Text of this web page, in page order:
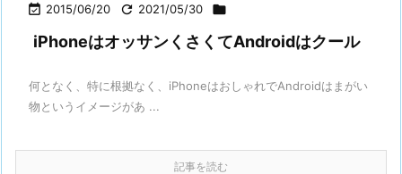
 2015/06/20  2021/05/30 
iPhoneはオッサンくさくてAndroidはクール
何となく、特に根拠なく、iPhoneはおしゃれでAndroidはまがい
物というイメージがあ ...
記事を読む